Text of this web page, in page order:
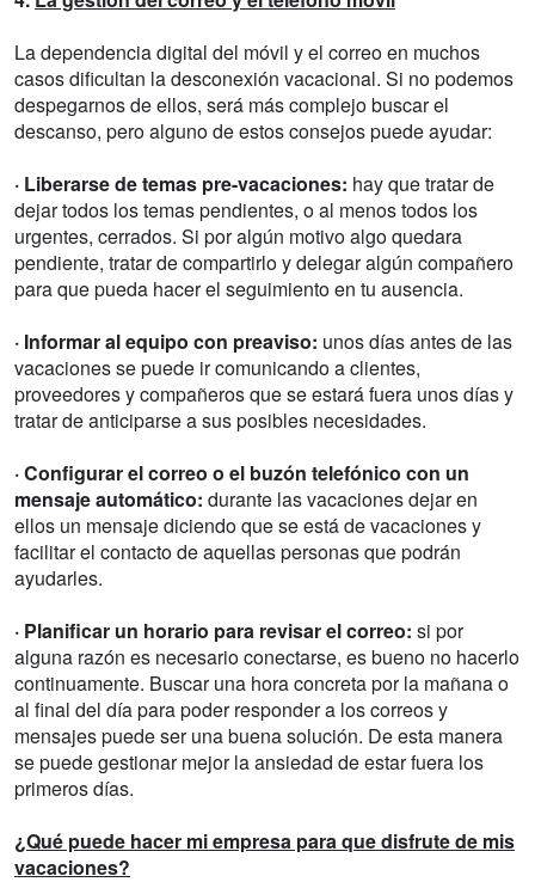
La dependencia digital del móvil y el correo en muchos
casos dificultan la desconexión vacacional. Si no podemos
despegarnos de ellos, será más complejo buscar el
descanso, pero alguno de estos consejos puede ayudar:
· Liberarse de temas pre-vacaciones: hay que tratar de
dejar todos los temas pendientes, o al menos todos los
urgentes, cerrados. Si por algún motivo algo quedara
pendiente, tratar de compartirlo y delegar algún compañero
para que pueda hacer el seguimiento en tu ausencia.
· Informar al equipo con preaviso: unos días antes de las
vacaciones se puede ir comunicando a clientes,
proveedores y compañeros que se estará fuera unos días y
tratar de anticiparse a sus posibles necesidades.
· Configurar el correo o el buzón telefónico con un
mensaje automático: durante las vacaciones dejar en
ellos un mensaje diciendo que se está de vacaciones y
facilitar el contacto de aquellas personas que podrán
ayudarles.
· Planificar un horario para revisar el correo: si por
alguna razón es necesario conectarse, es bueno no hacerlo
continuamente. Buscar una hora concreta por la mañana o
al final del día para poder responder a los correos y
mensajes puede ser una buena solución. De esta manera
se puede gestionar mejor la ansiedad de estar fuera los
primeros días.
¿Qué puede hacer mi empresa para que disfrute de mis
vacaciones?